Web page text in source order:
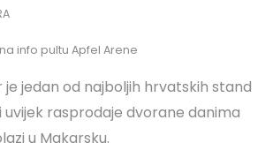
info pultu Apfel Arene
jedan od najboljih hrvatskih stand
uvijek rasprodaje dvorane danima
u Makarsku.